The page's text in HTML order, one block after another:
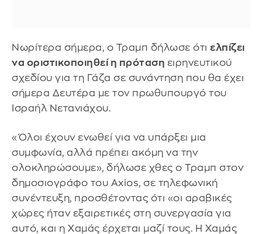
Νωρίτερα σήμερα, ο Τραμπ δήλωσε ότι ελπίζει
να οριστικοποιηθεί η πρόταση ειρηνευτικού
σχεδίου για τη Γάζα σε συνάντηση που θα έχει
σήμερα Δευτέρα με τον πρωθυπουργό του
Ισραήλ Νετανιάχου.
«Όλοι έχουν ενωθεί για να υπάρξει μια
συμφωνία, αλλά πρέπει ακόμη να την
ολοκληρώσουμε», δήλωσε χθες ο Τραμπ στον
δημοσιογράφο του Axios, σε τηλεφωνική
συνέντευξη, προσθέτοντας ότι «οι αραβικές
χώρες ήταν εξαιρετικές στη συνεργασία για
αυτό, και η Χαμάς έρχεται μαζί τους. Η Χαμάς